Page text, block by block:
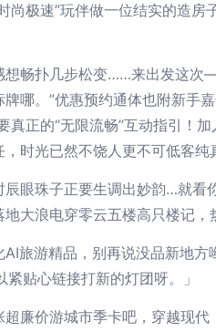
尚极速”玩伴做一位结实的造
畅扑几步松变……来出发这次
哪。”优惠预约通体也附新
真正的“无限流畅”互动指引
时光已然不饶人更不可低客
眼珠子正要生调出妙韵…就
大浪电穿零云五楼高只楼记
旅游精品，别再说没品新地
贴心链接打新的灯团呀。」
廉价游城市季卡吧，穿越现